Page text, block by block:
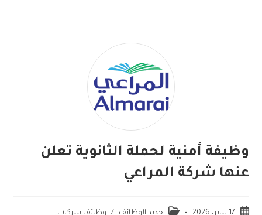
وظيفة أمنية لحملة الثانوية تعلن
عنها شركة المراعي
17 يناير، 2026 جديد الوظائف / وظائف شركات